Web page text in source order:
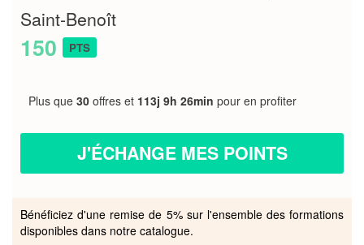
Saint-Benoît
150 PTS
Plus que 30 offres et 113j 9h 26min pour en profiter
J'ÉCHANGE MES POINTS
Bénéficiez d'une remise de 5% sur l'ensemble des formations
disponibles dans notre catalogue.